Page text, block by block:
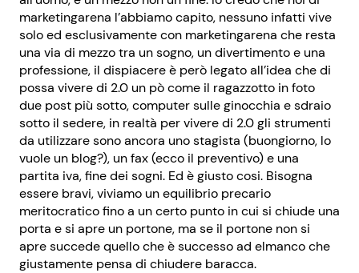
marketingarena l’abbiamo capito, nessuno infatti vive
solo ed esclusivamente con marketingarena che resta
una via di mezzo tra un sogno, un divertimento e una
professione, il dispiacere è però legato all’idea che di
possa vivere di 2.0 un pò come il ragazzotto in foto
due post più sotto, computer sulle ginocchia e sdraio
sotto il sedere, in realtà per vivere di 2.0 gli strumenti
da utilizzare sono ancora uno stagista (buongiorno, lo
vuole un blog?), un fax (ecco il preventivo) e una
partita iva, fine dei sogni. Ed è giusto cosi. Bisogna
essere bravi, viviamo un equilibrio precario
meritocratico fino a un certo punto in cui si chiude una
porta e si apre un portone, ma se il portone non si
apre succede quello che è successo ad elmanco che
giustamente pensa di chiudere baracca.